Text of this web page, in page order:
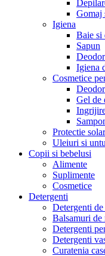
Gomaj
Igiena
Baie si
Sapun
Igiena
Cosmetice
Gel de
Protectie
Uleiuri si
Copii si bebelusi
Alimente
Suplimente
Cosmetice
Detergenti
Detergenti
Balsamuri de
Detergenti
Detergenti
Curatenia